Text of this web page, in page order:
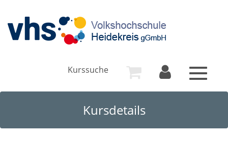
Kurssuche
Toggle
Kursdetails